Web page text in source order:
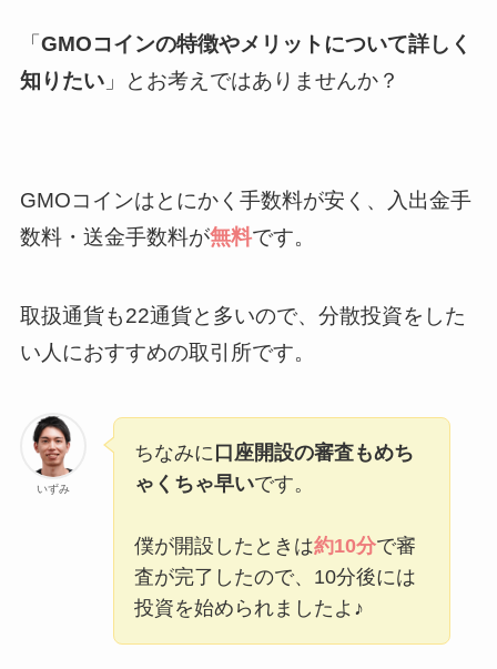
「 GMOコインの特徴やメリットについて詳しく
知りたい」とお考えではありませんか？
GMOコインはとにかく手数料が安く、入出金手
数料・送金手数料が無料です。
取扱通貨も22通貨と多いので、分散投資をした
い人におすすめの取引所です。
いずみ
ちなみに 口座開設の審査もめち
ゃくちゃ早いです。
僕が開設したときは約10分で審
査が完了したので、10分後には
投資を始められましたよ♪